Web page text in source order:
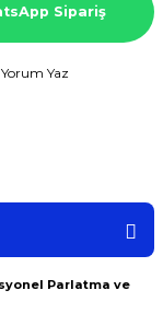
Sipariş
Yorum Yaz
Parlatma ve